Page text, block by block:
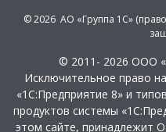
© 2026 АО «Группа 1С»
© 2011- 2026 ООО
Исключительное право
«1С:Предприятие 8» и
продуктов системы
этом сайте, принадлежит